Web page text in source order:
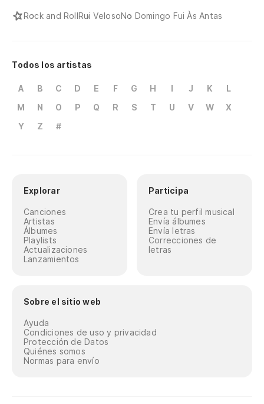
Rock and RollRui VelosoNo Domingo Fui Às Antas
Todos los artistas
A B C D E F G H I J K
L
M
N O P Q R S T U V W
X
Y
Z #
Explorar
Canciones
Artistas
Álbumes
Playlists
Actualizaciones
Lanzamientos
Participa
Crea tu perfil musical
Envía álbumes
Envía letras
Correcciones de
letras
Sobre el sitio web
Ayuda
Condiciones de uso y privacidad
Protección de Datos
Quiénes somos
Normas para envío